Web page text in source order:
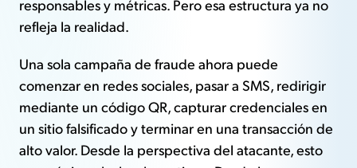
responsables y métricas. Pero esa estructura ya no
refleja la realidad.
Una sola campaña de fraude ahora puede
comenzar en redes sociales, pasar a SMS, redirigir
mediante un código QR, capturar credenciales en
un sitio falsificado y terminar en una transacción de
alto valor. Desde la perspectiva del atacante, esto